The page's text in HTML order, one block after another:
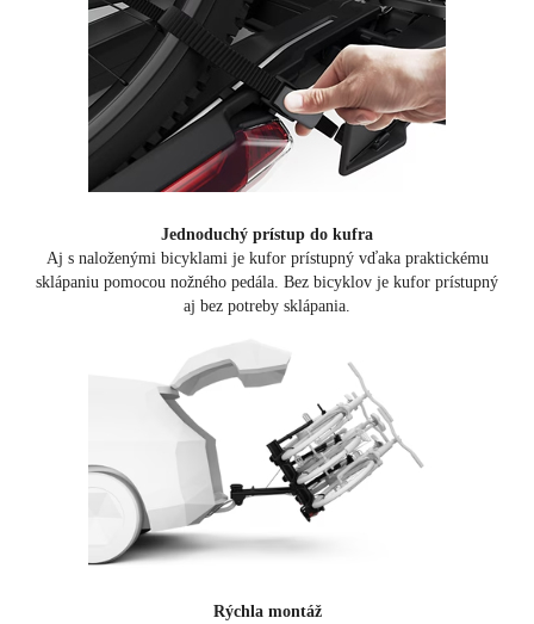
Jednoduchý prístup do kufra
Aj s naloženými bicyklami je kufor prístupný vďaka praktickému
sklápaniu pomocou nožného pedála. Bez bicyklov je kufor prístupný
aj bez potreby sklápania.
Rýchla montáž